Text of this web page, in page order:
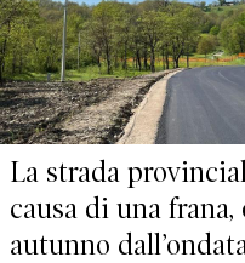
La strada
causa di una
autunno